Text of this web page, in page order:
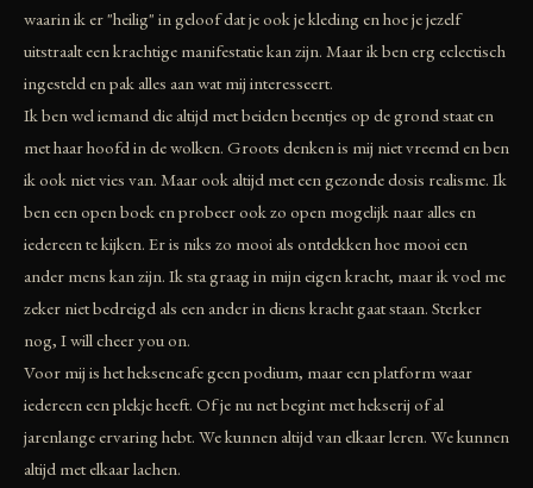
waarin ik er "heilig" in geloof dat je ook je kleding en hoe je jezelf
uitstraalt een krachtige manifestatie kan zijn. Maar ik ben erg eclectisch
ingesteld en pak alles aan wat mij interesseert.
Ik ben wel iemand die altijd met beiden beentjes op de grond staat en
met haar hoofd in de wolken. Groots denken is mij niet vreemd en ben
ik ook niet vies van. Maar ook altijd met een gezonde dosis realisme. Ik
ben een open boek en probeer ook zo open mogelijk naar alles en
iedereen te kijken. Er is niks zo mooi als ontdekken hoe mooi een
ander mens kan zijn. Ik sta graag in mijn eigen kracht, maar ik voel me
zeker niet bedreigd als een ander in diens kracht gaat staan. Sterker
nog, I will cheer you on.
Voor mij is het heksencafe geen podium, maar een platform waar
iedereen een plekje heeft. Of je nu net begint met hekserij of al
jarenlange ervaring hebt. We kunnen altijd van elkaar leren. We kunnen
altijd met elkaar lachen.